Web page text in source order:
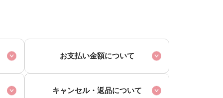
お支払い金額について
キャンセル・ 返品について